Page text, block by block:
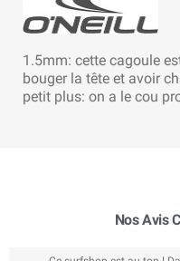
1.5mm: cette cagoule
bouger la tête et avoir
petit plus: on a le cou
Nos Avis